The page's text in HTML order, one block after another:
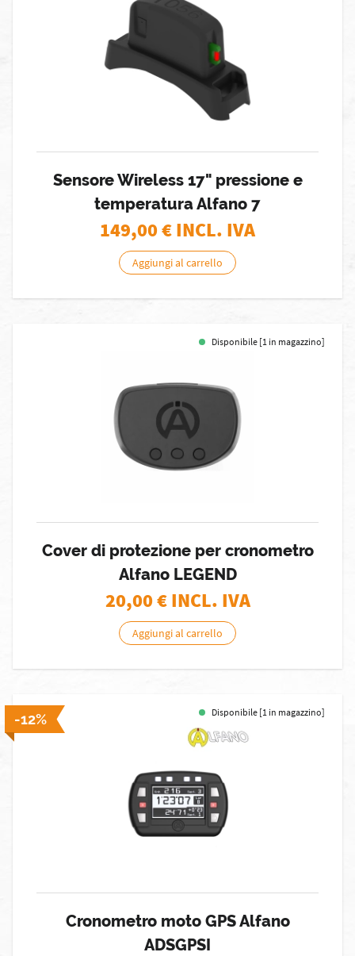
Sensore Wireless 17" pressione e
temperatura Alfano 7
149,00€ INCL. IVA
Aggiungi al carrello
Disponibile [1 in magazzino]
Cover di protezione per cronometro
Alfano LEGEND
20,00€ INCL. IVA
Aggiungi al carrello
-12% Disponibile [1 in magazzino]
Cronometro moto GPS Alfano
ADSGPSI